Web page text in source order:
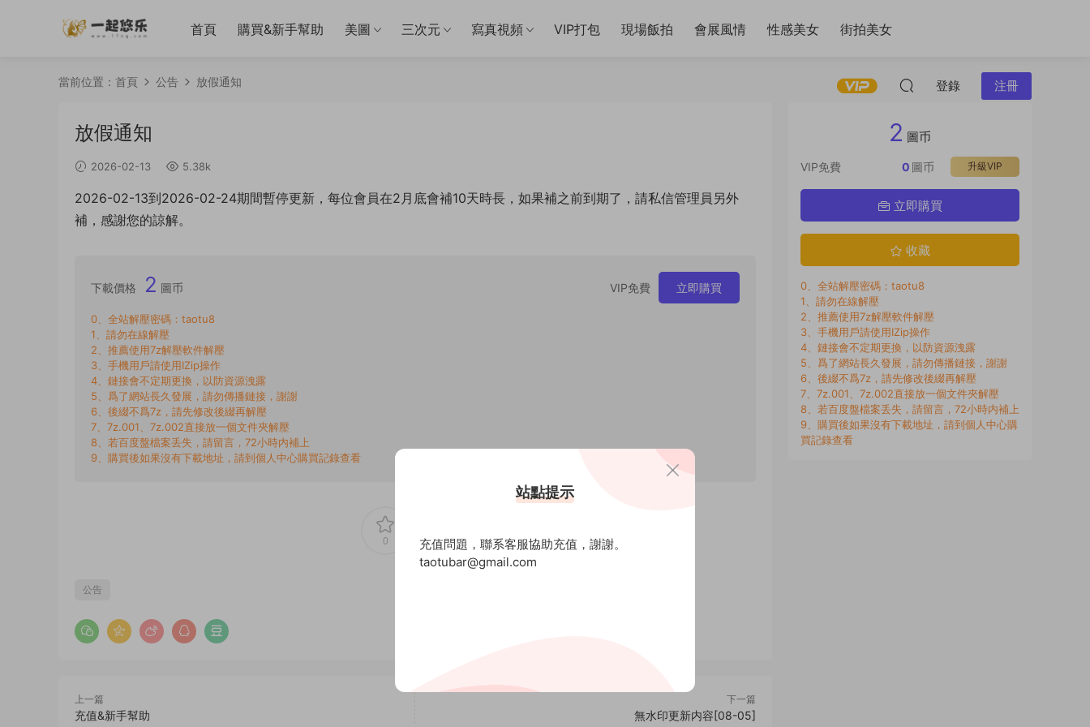
首頁 購買&新手幫助 美圖 三次元 寫真視頻 VIP打包 現場飯拍 會展風情 性感美女 街拍美女
登錄 注冊
當前位置： 首頁 公告 放假通知
放假通知
2026-02-13 5.38k
2026-02-13到2026-02-24期間暫停更新，每位會員在2月底會補10天時長，如果補之前到期了，請私信管理員另外
補，感謝您的諒解。
下載價格 2 圖币 VIP免費 立即購買
0、全站解壓密碼：taotu8
1、請勿在線解壓
2、推薦使用7z解壓軟件解壓
3、手機用戶請使用IZip操作
4、鏈接會不定期更換，以防資源洩露
5、爲了網站長久發展，請勿傳播鏈接，謝謝
6、後綴不爲7z，請先修改後綴再解壓
7、7z.001、7z.002直接放一個文件夾解壓
8、若百度盤檔案丢失，請留言，72小時内補上
9、購買後如果沒有下載地址，請到個人中心購買記錄查看
0 0
公告
上一篇
充值&新手幫助
下一篇
無水印更新内容[08-05]
2 圖币
VIP免費 升級VIP
0 圖币
立即購買
收藏
0、全站解壓密碼：taotu8
1、請勿在線解壓
2、推薦使用7z解壓軟件解壓
3、手機用戶請使用IZip操作
4、鏈接會不定期更換，以防資源洩露
5、爲了網站長久發展，請勿傳播鏈接，謝謝
6、後綴不爲7z，請先修改後綴再解壓
7、7z.001、7z.002直接放一個文件夾解壓
8、若百度盤檔案丢失，請留言，72小時内補上
9、購買後如果沒有下載地址，請到個人中心購
買記錄查看
站點提示
充值問題，聯系客服協助充值，謝謝。
taotubar@gmail.com